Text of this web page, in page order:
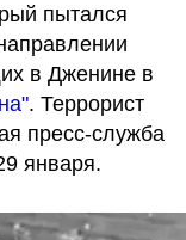
пытался
в Дженине в
. Террорист
пресс-служба
января.